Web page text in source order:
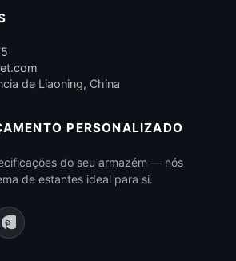
de Liaoning, China
PERSONALIZADO
do seu armazém — nós
de estantes ideal para si.